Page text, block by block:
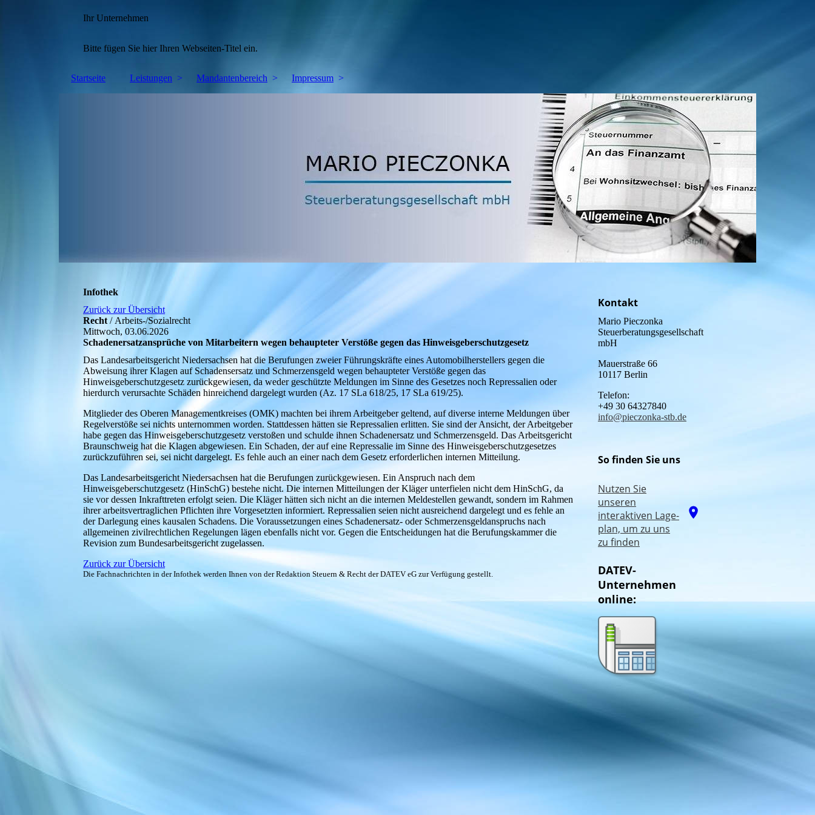
Ihr Unternehmen
Bitte fügen Sie hier Ihren Webseiten-Titel ein.
Startseite Leistungen Mandantenbereich Impressum
Infothek
Zurück zur Übersicht
Recht / Arbeits-/Sozialrecht
Mittwoch, 03.06.2026
Schadenersatzansprüche von Mitarbeitern wegen behaupteter Verstöße gegen das Hinweisgeberschutzgesetz
Das Landesarbeitsgericht Niedersachsen hat die Berufungen zweier Führungskräfte eines Automobilherstellers gegen die
Abweisung ihrer Klagen auf Schadensersatz und Schmerzensgeld wegen behaupteter Verstöße gegen das
Hinweisgeberschutzgesetz zurückgewiesen, da weder geschützte Meldungen im Sinne des Gesetzes noch Repressalien oder
hierdurch verursachte Schäden hinreichend dargelegt wurden (Az. 17 SLa 618/25, 17 SLa 619/25).
Mitglieder des Oberen Managementkreises (OMK) machten bei ihrem Arbeitgeber geltend, auf diverse interne Meldungen über
Regelverstöße sei nichts unternommen worden. Stattdessen hätten sie Repressalien erlitten. Sie sind der Ansicht, der Arbeitgeber
habe gegen das Hinweisgeberschutzgesetz verstoßen und schulde ihnen Schadenersatz und Schmerzensgeld. Das Arbeitsgericht
Braunschweig hat die Klagen abgewiesen. Ein Schaden, der auf eine Repressalie im Sinne des Hinweisgeberschutzgesetzes
zurückzuführen sei, sei nicht dargelegt. Es fehle auch an einer nach dem Gesetz erforderlichen internen Mitteilung.
Das Landesarbeitsgericht Niedersachsen hat die Berufungen zurückgewiesen. Ein Anspruch nach dem
Hinweisgeberschutzgesetz (HinSchG) bestehe nicht. Die internen Mitteilungen der Kläger unterfielen nicht dem HinSchG, da
sie vor dessen Inkrafttreten erfolgt seien. Die Kläger hätten sich nicht an die internen Meldestellen gewandt, sondern im Rahmen
ihrer arbeitsvertraglichen Pflichten ihre Vorgesetzten informiert. Repressalien seien nicht ausreichend dargelegt und es fehle an
der Darlegung eines kausalen Schadens. Die Voraussetzungen eines Schadenersatz- oder Schmerzensgeldanspruchs nach
allgemeinen zivilrechtlichen Regelungen lägen ebenfalls nicht vor. Gegen die Entscheidungen hat die Berufungskammer die
Revision zum Bundesarbeitsgericht zugelassen.
Zurück zur Übersicht
Die Fachnachrichten in der Infothek werden Ihnen von der Redaktion Steuern & Recht der DATEV eG zur Verfügung gestellt.
Kontakt
Mario Pieczonka
Steuerberatungsgesellschaft
mbH
Mauerstraße 66
10117 Berlin
Telefon:
+49 30 64327840
info@pieczonka-stb.de
So finden Sie uns
Nutzen Sie
unseren
interaktiven La­ge­
plan, um zu uns
zu finden
DATEV-
Unternehmen
online: